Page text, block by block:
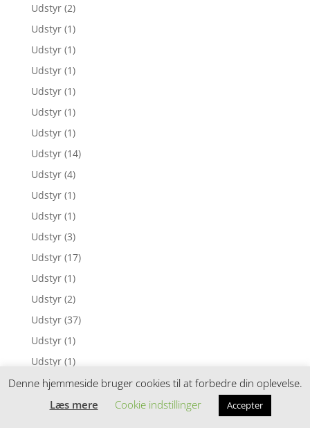
Udstyr (2)
Udstyr (1)
Udstyr (1)
Udstyr (1)
Udstyr (1)
Udstyr (1)
Udstyr (1)
Udstyr (14)
Udstyr (4)
Udstyr (1)
Udstyr (1)
Udstyr (3)
Udstyr (17)
Udstyr (1)
Udstyr (2)
Udstyr (37)
Udstyr (1)
Udstyr (1)
Udstyr (5)
Udstyr (2)
Denne hjemmeside bruger cookies til at forbedre din oplevelse.
Læs mere
Cookie indstillinger Accepter